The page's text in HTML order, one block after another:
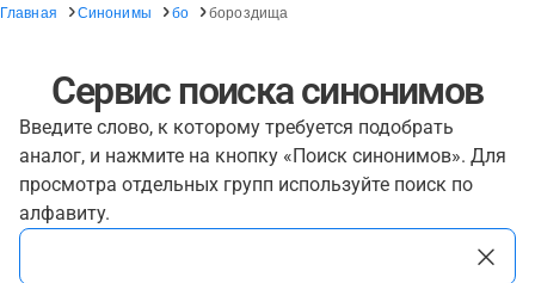
Главная Синонимы бо бороздища
Сервис поиска синонимов
Введите слово, к которому требуется подобрать
аналог, и нажмите на кнопку «Поиск синонимов». Для
просмотра отдельных групп используйте поиск по
алфавиту.